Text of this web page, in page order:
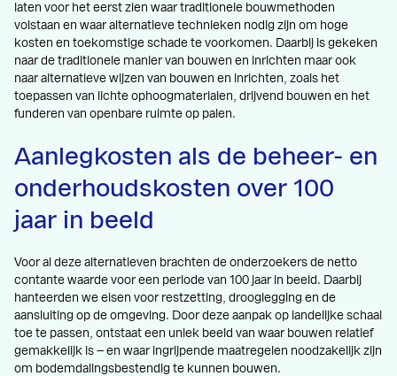
laten voor het eerst zien waar traditionele bouwmethoden
volstaan en waar alternatieve technieken nodig zijn om hoge
kosten en toekomstige schade te voorkomen. Daarbij is gekeken
naar de traditionele manier van bouwen en inrichten maar ook
naar alternatieve wijzen van bouwen en inrichten, zoals het
toepassen van lichte ophoogmaterialen, drijvend bouwen en het
funderen van openbare ruimte op palen.
Aanlegkosten als de beheer- en
onderhoudskosten over 100
jaar in beeld
Voor al deze alternatieven brachten de onderzoekers de netto
contante waarde voor een periode van 100 jaar in beeld. Daarbij
hanteerden we eisen voor restzetting, drooglegging en de
aansluiting op de omgeving. Door deze aanpak op landelijke schaal
toe te passen, ontstaat een uniek beeld van waar bouwen relatief
gemakkelijk is – en waar ingrijpende maatregelen noodzakelijk zijn
om bodemdalingsbestendig te kunnen bouwen.